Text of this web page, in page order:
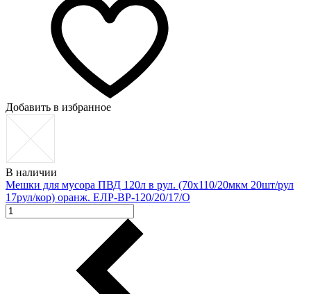
Добавить в избранное
В наличии
Мешки для мусора ПВД 120л в рул. (70х110/20мкм 20шт/рул
17рул/кор) оранж. ЕЛР-ВР-120/20/17/О